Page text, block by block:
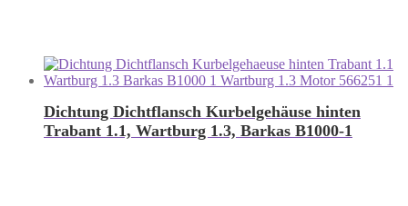
Dichtung Dichtflansch Kurbelgehäuse hinten
Trabant 1.1, Wartburg 1.3, Barkas B1000-1